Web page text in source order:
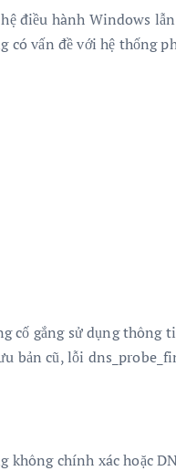
điều hành Windows
có vấn đề với hệ thống
gắng sử dụng thông
bản cũ, lỗi
không chính xác hoặc